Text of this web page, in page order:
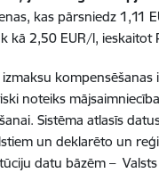
kas pārsniedz 1,11
kā 2,50 EUR/l, ieskaitot
kompensēšanas
noteiks
Sistēma atlasīs
un deklarēto un
datu bāzēm –